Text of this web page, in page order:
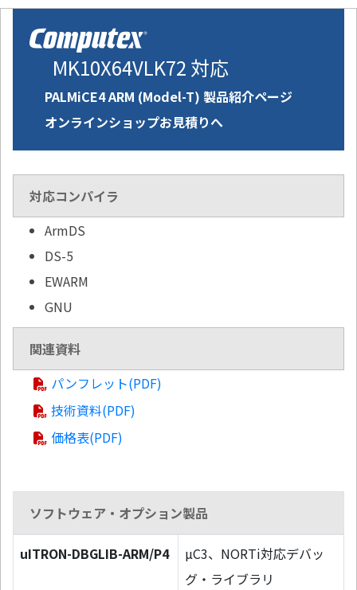
MK10X64VLK72 対応
PALMiCE4 ARM (Model-T) 製品紹介ページ
オンラインショップお見積りへ
対応コンパイラ
ArmDS
DS-5
EWARM
GNU
関連資料
パンフレット(PDF)
技術資料(PDF)
価格表(PDF)
ソフトウェア・オプション製品
uITRON-DBGLIB-ARM/P4
µC3、NORTi対応デバッ
グ・ライブラリ